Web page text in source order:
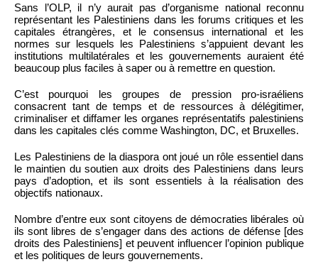
Sans l’OLP, il n’y aurait pas d’organisme national reconnu
représentant les Palestiniens dans les forums critiques et les
capitales étrangères, et le consensus international et les
normes sur lesquels les Palestiniens s’appuient devant les
institutions multilatérales et les gouvernements auraient été
beaucoup plus faciles à saper ou à remettre en question.
C’est pourquoi les groupes de pression pro-israéliens
consacrent tant de temps et de ressources à délégitimer,
criminaliser et diffamer les organes représentatifs palestiniens
dans les capitales clés comme Washington, DC, et Bruxelles.
Les Palestiniens de la diaspora ont joué un rôle essentiel dans
le maintien du soutien aux droits des Palestiniens dans leurs
pays d’adoption, et ils sont essentiels à la réalisation des
objectifs nationaux.
Nombre d’entre eux sont citoyens de démocraties libérales où
ils sont libres de s’engager dans des actions de défense [des
droits des Palestiniens] et peuvent influencer l’opinion publique
et les politiques de leurs gouvernements.